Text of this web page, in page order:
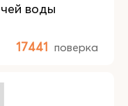
воды
17441 поверка